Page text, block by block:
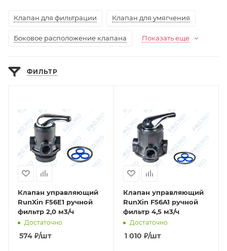
Клапан для фильтрации Клапан для умягчения
Боковое расположение клапана Показать еще
ФИЛЬТР
Клапан управляющий
RunXin F56E1 ручной
фильтр 2,0 м3/ч
Достаточно
574 ₽/шт
Клапан управляющий
RunXin F56A1 ручной
фильтр 4,5 м3/ч
Достаточно
1 010 ₽/шт